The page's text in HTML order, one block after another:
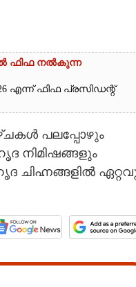
ഫിഫ നൽകുന്ന
എന്ന് ഫിഫ പ്രസിഡന്റ്
പലപ്പോഴും
നിമിഷങ്ങളും
ചിഹ്നങ്ങളിൽ